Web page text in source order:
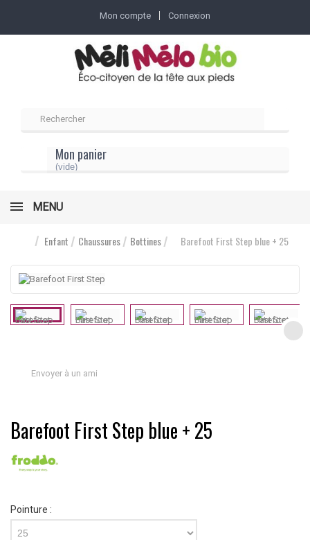
Mon compte Connexion
Mon panier
(vide)
MENU
Enfant Chaussures Bottines Barefoot First Step blue + 25
Envoyer à un ami
Barefoot First Step blue + 25
Pointure :
25